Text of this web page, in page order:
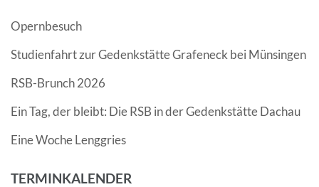
Opernbesuch
Studienfahrt zur Gedenkstätte Grafeneck bei Münsingen
RSB-Brunch 2026
Ein Tag, der bleibt: Die RSB in der Gedenkstätte Dachau
Eine Woche Lenggries
TERMINKALENDER